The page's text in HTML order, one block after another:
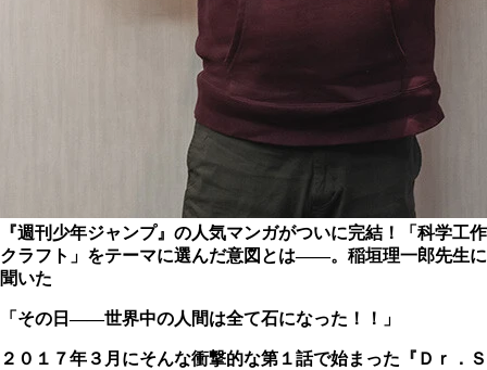
『週刊少年ジャンプ』の人気マンガがついに完結！「科学工作
クラフト」をテーマに選んだ意図とは――。稲垣理一郎先生に
聞いた
「その日――世界中の人間は全て石になった！！」
２０１７年３月にそんな衝撃的な第１話で始まった『Ｄｒ．Ｓ